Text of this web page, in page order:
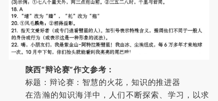
陕西“辩论赛”作文参考：
标题：辩论赛：智慧的火花，知识的推进器
在浩瀚的知识海洋中，人们不断探索、学习，以求